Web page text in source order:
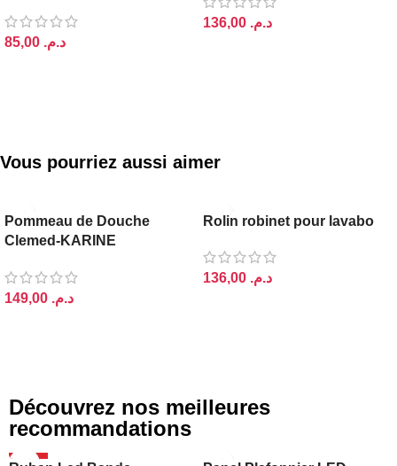
د.م.
د.م.
Vous pourriez aussi aimer
Pommeau de Douche
Clemed-KARINE
Rond Gris (Douchette)
د.م.
Rolin robinet pour lavabo
د.م.
Découvrez nos meilleures
recommandations
-20%